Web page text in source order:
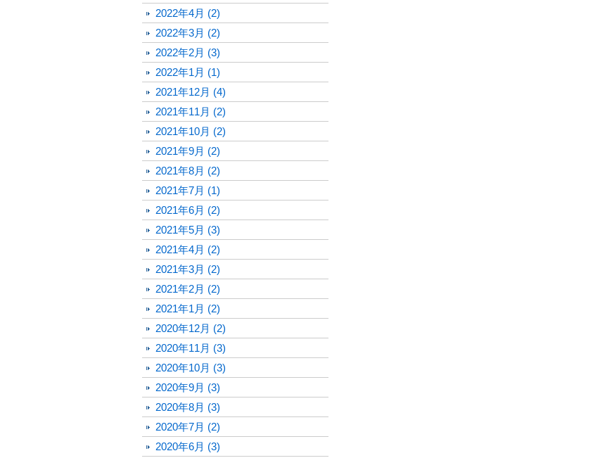
2022年4月 (2)
2022年3月 (2)
2022年2月 (3)
2022年1月 (1)
2021年12月 (4)
2021年11月 (2)
2021年10月 (2)
2021年9月 (2)
2021年8月 (2)
2021年7月 (1)
2021年6月 (2)
2021年5月 (3)
2021年4月 (2)
2021年3月 (2)
2021年2月 (2)
2021年1月 (2)
2020年12月 (2)
2020年11月 (3)
2020年10月 (3)
2020年9月 (3)
2020年8月 (3)
2020年7月 (2)
2020年6月 (3)